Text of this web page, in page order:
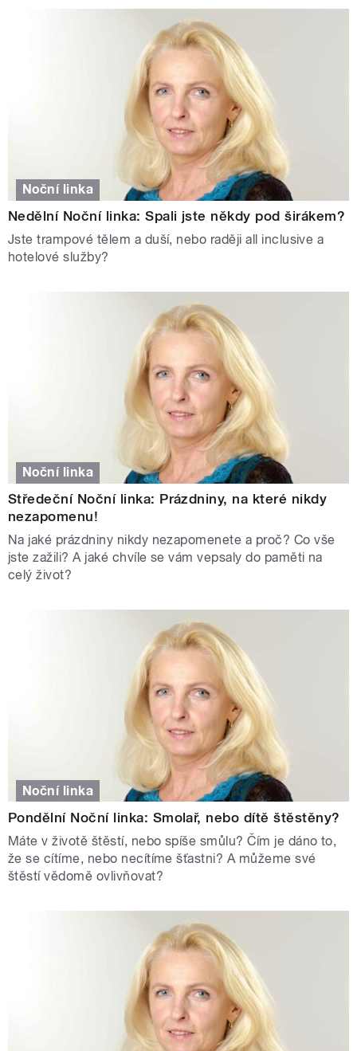
Noční linka
Nedělní Noční linka: Spali jste někdy pod širákem?
Jste trampové tělem a duší, nebo raději all inclusive a
hotelové služby?
Noční linka
Středeční Noční linka: Prázdniny, na které nikdy
nezapomenu!
Na jaké prázdniny nikdy nezapomenete a proč? Co vše
jste zažili? A jaké chvíle se vám vepsaly do paměti na
celý život?
Noční linka
Pondělní Noční linka: Smolař, nebo dítě štěstěny?
Máte v životě štěstí, nebo spíše smůlu? Čím je dáno to,
že se cítíme, nebo necítíme šťastni? A můžeme své
štěstí vědomě ovlivňovat?